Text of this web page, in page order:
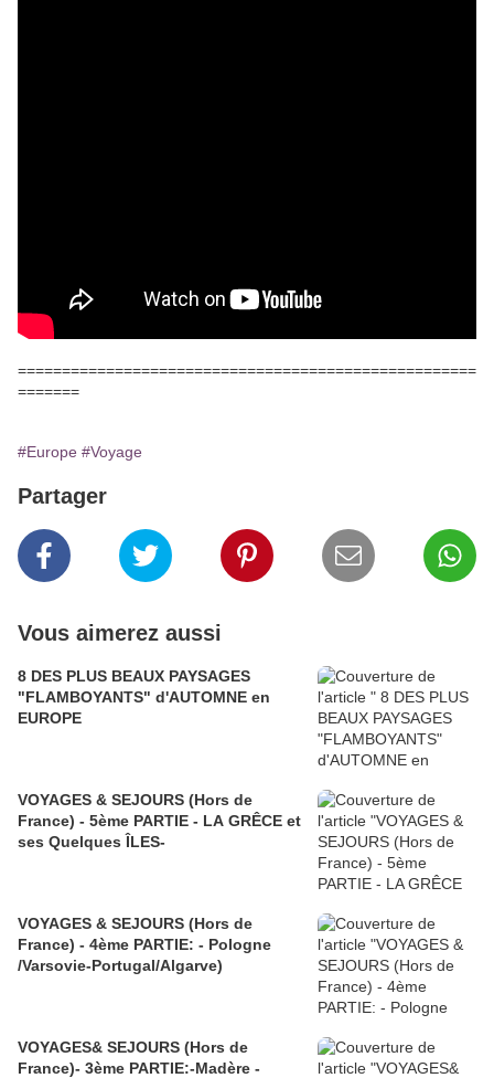
====================================================
=======
#Europe #Voyage
Partager
Vous aimerez aussi
8 DES PLUS BEAUX PAYSAGES
"FLAMBOYANTS" d'AUTOMNE en
EUROPE
VOYAGES & SEJOURS (Hors de
France) - 5ème PARTIE - LA GRÊCE et
ses Quelques ÎLES-
VOYAGES & SEJOURS (Hors de
France) - 4ème PARTIE: - Pologne
/Varsovie-Portugal/Algarve)
VOYAGES& SEJOURS (Hors de
France)- 3ème PARTIE:-Madère -